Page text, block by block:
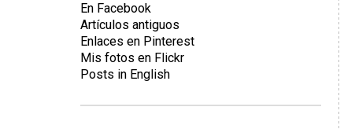
En Facebook
Artículos antiguos
Enlaces en Pinterest
Mis fotos en Flickr
Posts in English